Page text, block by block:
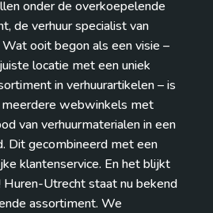
onder de overkoepelende
de verhuur specialist van
ooit begon als een visie –
locatie met een uniek
in verhuurartikelen – is
meerdere webwinkels met
van verhuurmaterialen in een
Dit gecombineerd met een
klantenservice. En het blijkt
Huren-Utrecht staat nu bekend
assortiment. We